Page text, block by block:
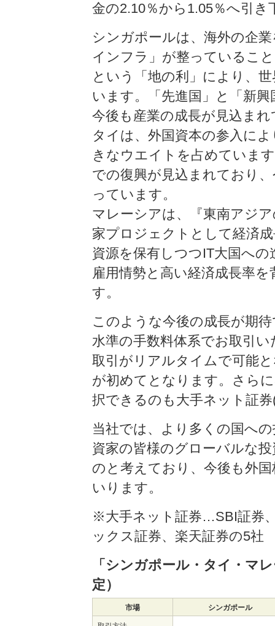
金の2.10％から1.05％へ引き
シンガポールは、海外の企
インフラ」が整っているこ
という「地の利」により、
います。「先進国」と「新
今後も産業の成長が見込ま
タイは、外国資本の参入に
きなウエイトを占めていま
での復興が見込まれており
っています。
マレーシアは、『東南アジ
家プロジェクトとして経済
資源を保有しつつIT大国へ
雇用情勢と高い経済成長率
す。
このような今後の成長が期
水準の手数料体系でお取引
取引がリアルタイムで可能
が初めてとなります。さら
択できるのも大手ネット証
当社では、より多くの国へ
資家の皆様のグローバルな
のと考えており、今後も外
いります。
※大手ネット証券…SBI証券
ックス証券、楽天証券の5社
「シンガポール・タイ・マ
定）
市場 シンガポール